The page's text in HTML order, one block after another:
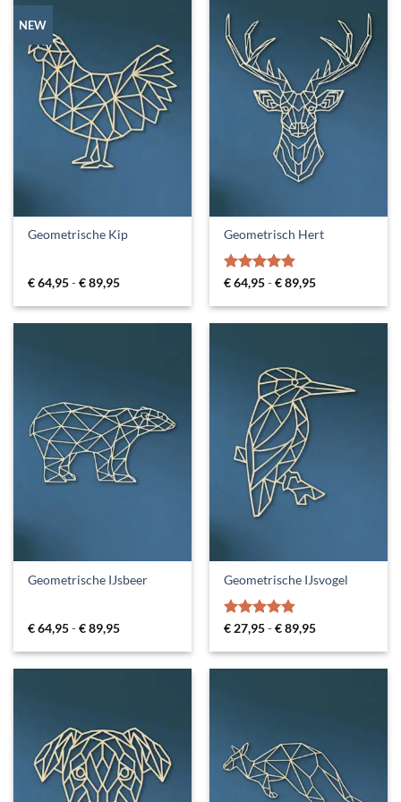
NEW
Geometrische Kip
€64,95-€89,95Prijsklasse:
tot
Geometrisch Hert
Gewaardeerd
€64,95-€89,95Prijsklasse:
tot
Geometrische IJsbeer
€64,95-€89,95Prijsklasse:
tot
Geometrische IJsvogel
Gewaardeerd
€ 27,95-€89,95Prijsklasse:
tot